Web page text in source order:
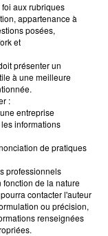
aux rubriques
appartenance à
posées,
et
présenter un
à une meilleure
:
entreprise
informations
de pratiques
professionnels
fonction de la nature
contacter l'auteur
ou précision,
renseignées